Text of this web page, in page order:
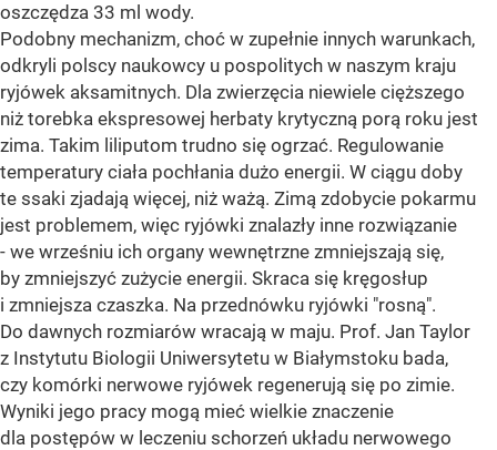
oszczędza 33 ml wody.
Podobny mechanizm, choć w zupełnie innych warunkach,
odkryli polscy naukowcy u pospolitych w naszym kraju
ryjówek aksamitnych. Dla zwierzęcia niewiele cięższego
niż torebka ekspresowej herbaty krytyczną porą roku jest
zima. Takim liliputom trudno się ogrzać. Regulowanie
temperatury ciała pochłania dużo energii. W ciągu doby
te ssaki zjadają więcej, niż ważą. Zimą zdobycie pokarmu
jest problemem, więc ryjówki znalazły inne rozwiązanie
- we wrześniu ich organy wewnętrzne zmniejszają się,
by zmniejszyć zużycie energii. Skraca się kręgosłup
i zmniejsza czaszka. Na przednówku ryjówki "rosną".
Do dawnych rozmiarów wracają w maju. Prof. Jan Taylor
z Instytutu Biologii Uniwersytetu w Białymstoku bada,
czy komórki nerwowe ryjówek regenerują się po zimie.
Wyniki jego pracy mogą mieć wielkie znaczenie
dla postępów w leczeniu schorzeń układu nerwowego